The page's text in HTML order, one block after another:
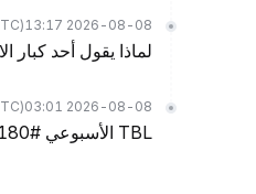
2026-08-08 13:17
(UTC)
لماذا يقول أحد كبار
2026-08-08 03:01
(UTC)
TBL الأسبوعي #180: وزارة الخزانة الأمريكية والاحتياطي الفيدرالي، سوق العمل، والسيولة